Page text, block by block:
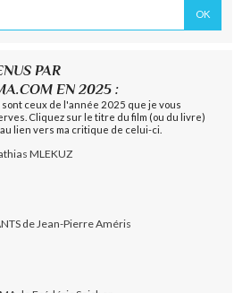
PAR
EN 2025 :
ceux de l'année 2025 que je vous
Cliquez sur le titre du film (ou du livre)
lien vers ma critique de celui-ci.
MLEKUZ
de Jean-Pierre Améris